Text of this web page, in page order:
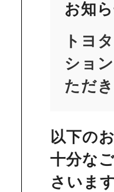
お知
トヨ
ショ
ただき
以下の
十分な
さいま